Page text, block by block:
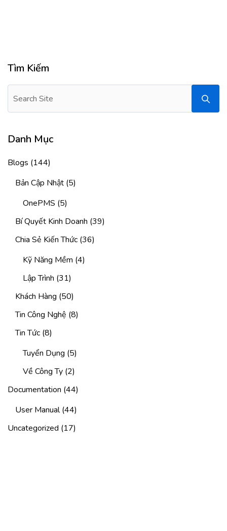
Tìm Kiếm
Danh Mục
Blogs (144)
Bản Cập Nhật (5)
OnePMS (5)
Bí Quyết Kinh Doanh (39)
Chia Sẻ Kiến Thức (36)
Kỹ Năng Mềm (4)
Lập Trình (31)
Khách Hàng (50)
Tin Công Nghệ (8)
Tin Tức (8)
Tuyển Dụng (5)
Về Công Ty (2)
Documentation (44)
User Manual(44)
Uncategorized (17)